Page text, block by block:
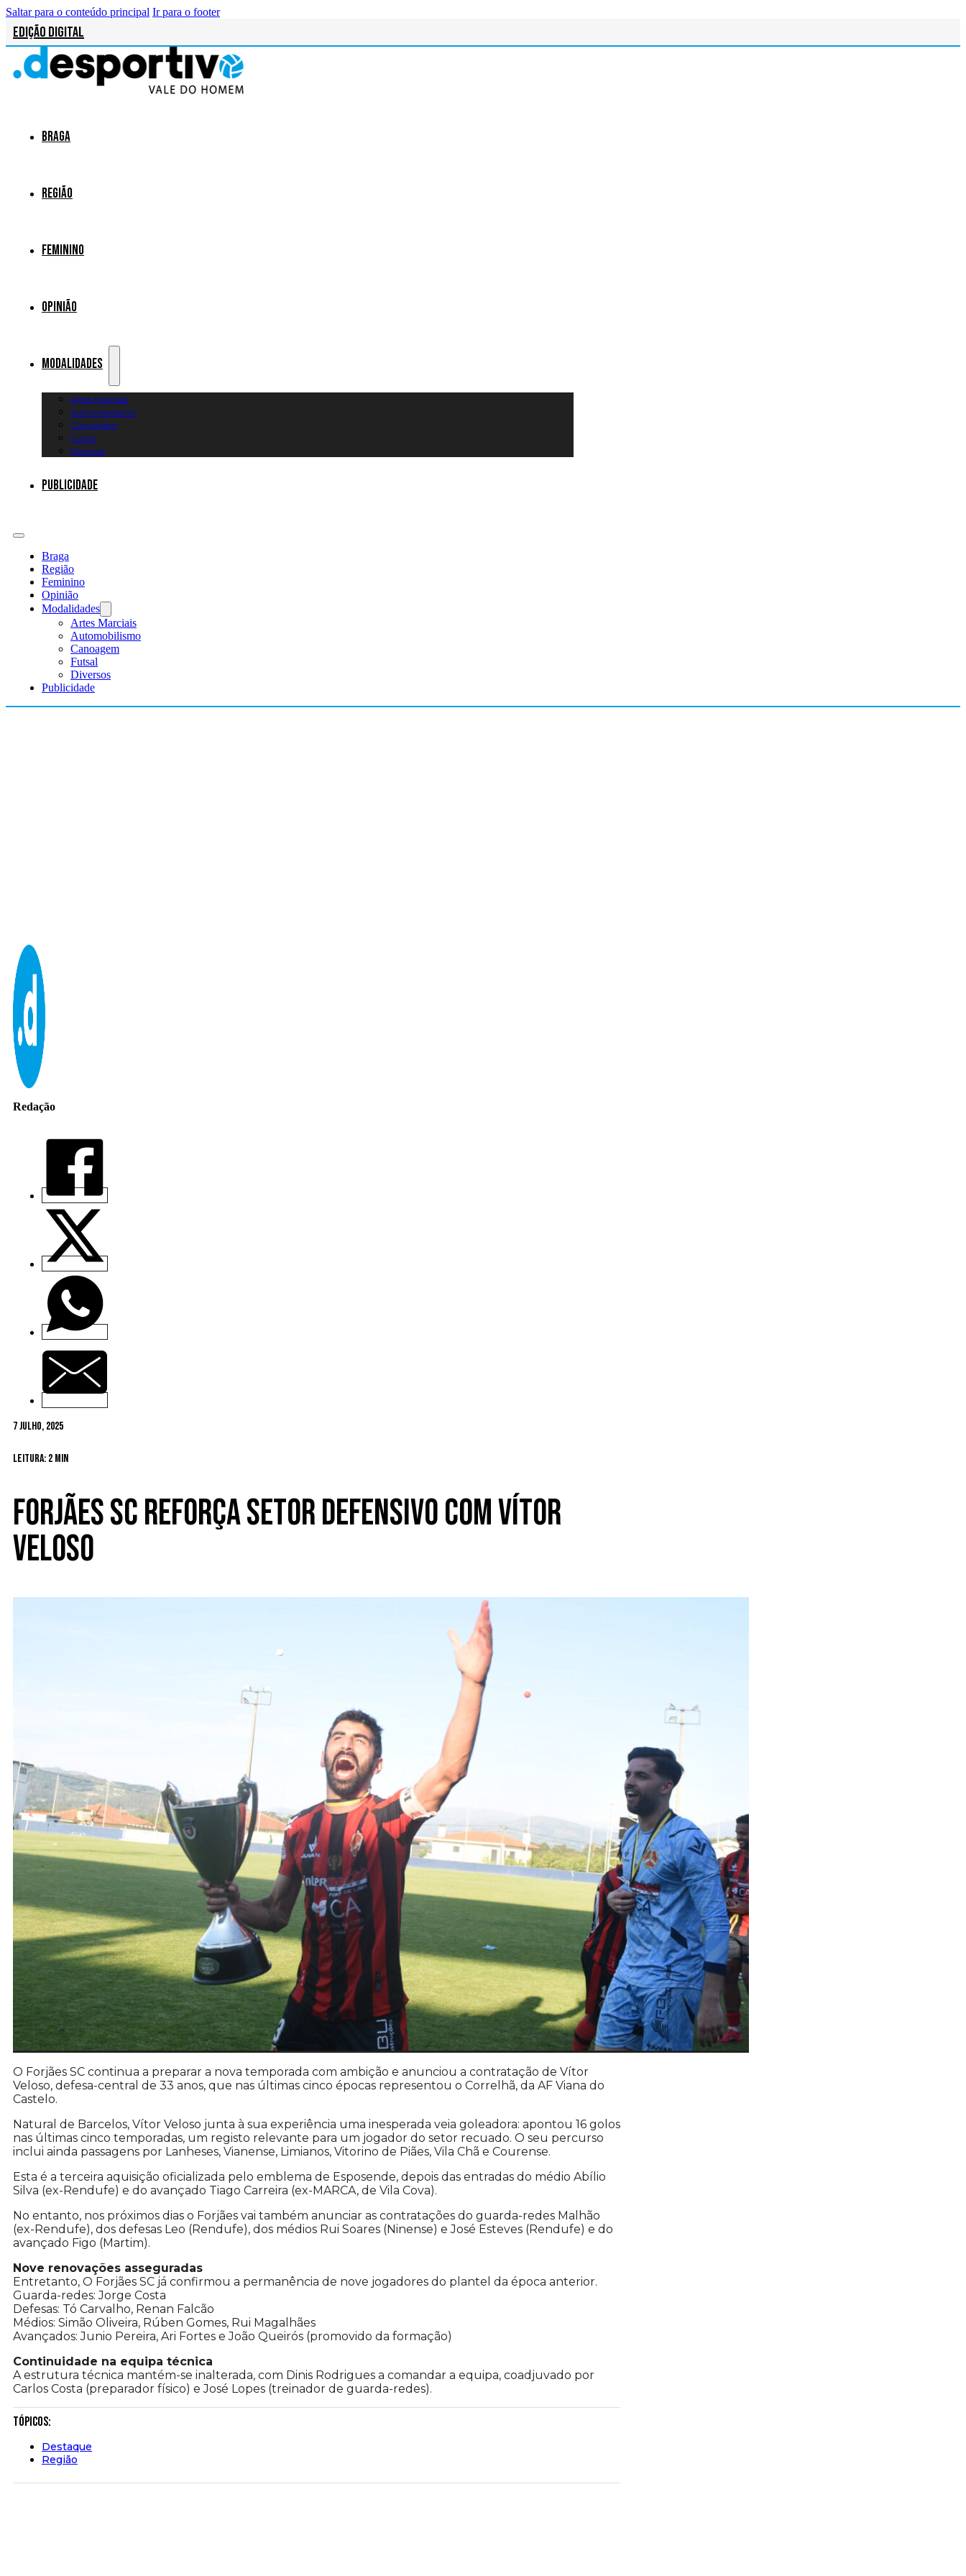
Saltar para o conteúdo principal Ir para o footer
Edição Digital
Braga
Região
Feminino
Opinião
Modalidades
Artes Marciais
Automobilismo
Canoagem
Futsal
Diversos
Publicidade
Braga
Região
Feminino
Opinião
Modalidades
Artes Marciais
Automobilismo
Canoagem
Futsal
Diversos
Publicidade
Redação
7 Julho, 2025
Leitura: 2 min
Forjães SC reforça setor defensivo com Vítor
Veloso
O Forjães SC continua a preparar a nova temporada com ambição e anunciou a contratação de Vítor
Veloso, defesa-central de 33 anos, que nas últimas cinco épocas representou o Correlhã, da AF Viana do
Castelo.
Natural de Barcelos, Vítor Veloso junta à sua experiência uma inesperada veia goleadora: apontou 16 golos
nas últimas cinco temporadas, um registo relevante para um jogador do setor recuado. O seu percurso
inclui ainda passagens por Lanheses, Vianense, Limianos, Vitorino de Piães, Vila Chã e Courense.
Esta é a terceira aquisição oficializada pelo emblema de Esposende, depois das entradas do médio Abílio
Silva (ex-Rendufe) e do avançado Tiago Carreira (ex-MARCA, de Vila Cova).
No entanto, nos próximos dias o Forjães vai também anunciar as contratações do guarda-redes Malhão
(ex-Rendufe), dos defesas Leo (Rendufe), dos médios Rui Soares (Ninense) e José Esteves (Rendufe) e do
avançado Figo (Martim).
Nove renovações asseguradas
Entretanto, O Forjães SC já confirmou a permanência de nove jogadores do plantel da época anterior.
Guarda-redes: Jorge Costa
Defesas: Tó Carvalho, Renan Falcão
Médios: Simão Oliveira, Rúben Gomes, Rui Magalhães
Avançados: Junio Pereira, Ari Fortes e João Queirós (promovido da formação)
Continuidade na equipa técnica
A estrutura técnica mantém-se inalterada, com Dinis Rodrigues a comandar a equipa, coadjuvado por
Carlos Costa (preparador físico) e José Lopes (treinador de guarda-redes).
Tópicos:
Destaque
Região